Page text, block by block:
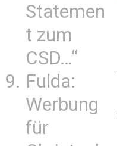
Statemen
t zum
CSD…“
Fulda:
Werbung
für